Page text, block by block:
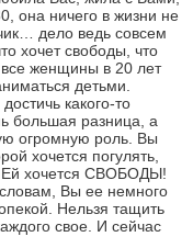
она ничего в жизни не
дело ведь совсем
хочет свободы, что
все женщины в 20 лет
детьми.
какого-то
большая разница, а
огромную роль. Вы
хочется погулять,
Ей хочется СВОБОДЫ!
Вы ее немного
Нельзя тащить
свое. И сейчас